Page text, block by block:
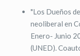
"Los Dueños
neoliberal en
Enero- Junio
(UNED).